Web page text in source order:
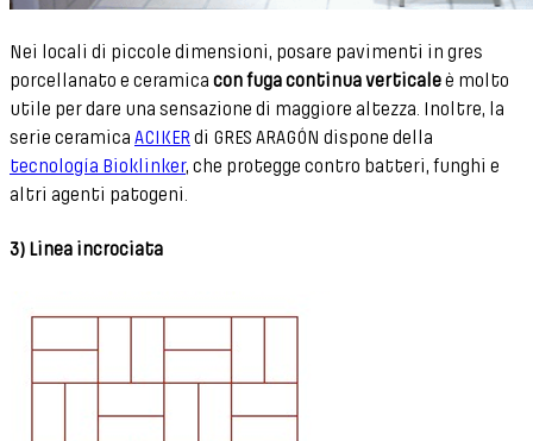
Nei locali di piccole dimensioni, posare pavimenti in gres
porcellanato e ceramica con fuga continua verticaleè molto
utile per dare una sensazione di maggiore altezza. Inoltre, la
serie ceramica ACIKER di GRES ARAGÓN dispone della
tecnología Bioklinker, che protegge contro batteri, funghi e
altri agenti patogeni.
3) Linea incrociata